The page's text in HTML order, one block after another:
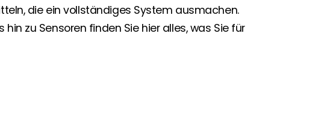
Branche? Dann sind Sie bei uns richtig!
die ein vollständiges System ausmachen.
zu Sensoren finden Sie hier alles, was Sie für